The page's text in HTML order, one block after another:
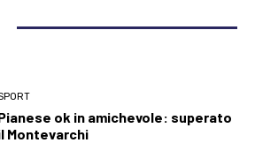
ok in amichevole: superato
Montevarchi